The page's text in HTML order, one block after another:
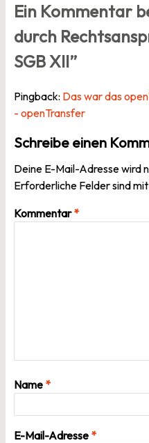
Ein Kommentar
durch
SGB XII”
Pingback: Das war das
- openTransfer
Schreibe einen
Deine E-Mail-Adresse wird
Erforderliche Felder sind mit
Kommentar*
Name *
E-Mail-Adresse *